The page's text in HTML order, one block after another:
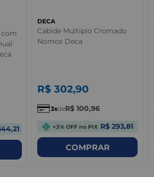
com
DECA
Cabide Múltiplo Cromado
Nomos Deca
R$ 302,90
3 deR$ 100,96
+3% OFF no PIX R$ 293,81
COMPRAR